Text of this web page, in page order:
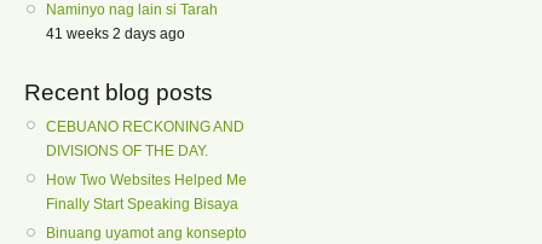
Naminyo nag lain si Tarah
41 weeks 2 days ago
Recent blog posts
CEBUANO RECKONING AND
DIVISIONS OF THE DAY.
How Two Websites Helped Me
Finally Start Speaking Bisaya
Binuang uyamot ang konsepto